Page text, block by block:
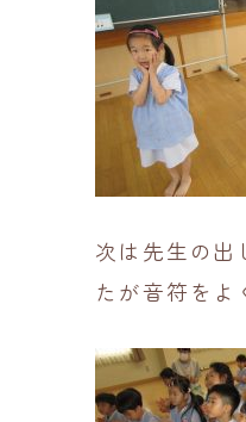
次は先生の出
たが音符をよ